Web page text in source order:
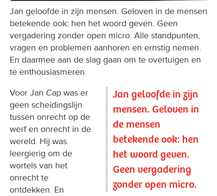
Jan geloofde in zijn mensen. Geloven in de mensen
betekende ook: hen het woord geven. Geen
vergadering zonder open micro. Alle standpunten,
vragen en problemen aanhoren en ernstig nemen.
En daarmee aan de slag gaan om te overtuigen en
te enthousiasmeren.
Jan geloofde in zijn
mensen. Geloven in
de mensen
betekende ook: hen
het woord geven.
Geen vergadering
zonder open micro.
Voor Jan Cap was er
geen scheidingslijn
tussen onrecht op de
werf en onrecht in de
wereld. Hij was
leergierig om de
wortels van het
onrecht te
ontdekken. En